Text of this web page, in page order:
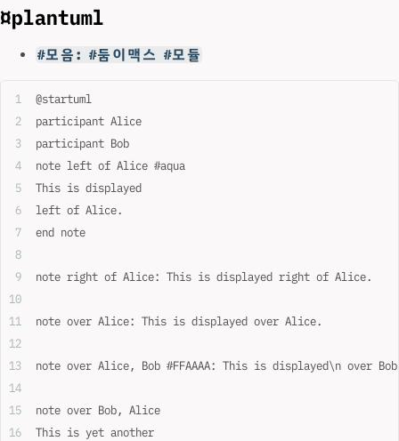
¤plantuml
#모음: #둠이맥스 #모듈
@startuml
participant Alice
participant Bob
note left of Alice #aqua
This is displayed
left of Alice.
end note
note right of Alice: This is displayed right of Alice.
note over Alice: This is displayed over Alice.
note over Alice, Bob #FFAAAA: This is displayed\n over
note over Bob, Alice
This is yet another